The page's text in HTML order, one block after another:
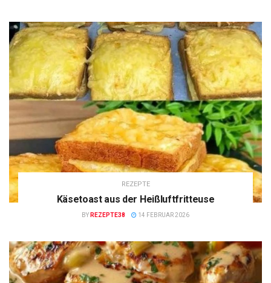
REZEPTE
Käsetoast aus der Heißluftfritteuse
BY REZEPTE38 14 FEBRUAR 2026